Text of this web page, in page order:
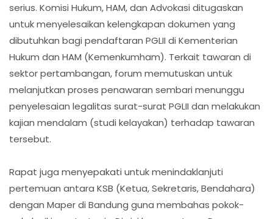
serius. Komisi Hukum, HAM, dan Advokasi ditugaskan
untuk menyelesaikan kelengkapan dokumen yang
dibutuhkan bagi pendaftaran PGLII di Kementerian
Hukum dan HAM (Kemenkumham). Terkait tawaran di
sektor pertambangan, forum memutuskan untuk
melanjutkan proses penawaran sembari menunggu
penyelesaian legalitas surat-surat PGLII dan melakukan
kajian mendalam (studi kelayakan) terhadap tawaran
tersebut.
Rapat juga menyepakati untuk menindaklanjuti
pertemuan antara KSB (Ketua, Sekretaris, Bendahara)
dengan Maper di Bandung guna membahas pokok-